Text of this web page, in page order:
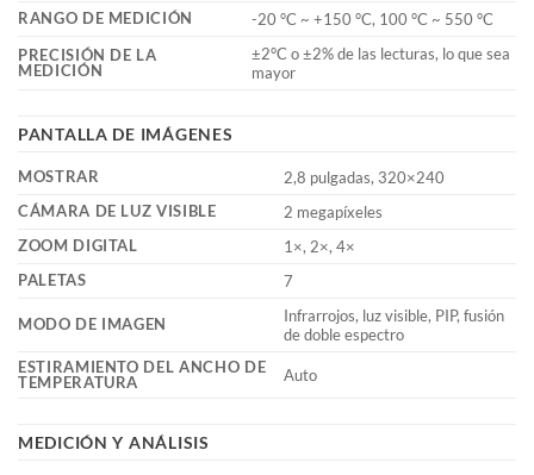
RANGO DE MEDICIÓN
-20 °C ~ +150 °C, 100 °C ~ 550 °C
PRECISIÓN DE LA
MEDICIÓN
±2°C o ±2% de las lecturas, lo que sea
mayor
PANTALLA DE IMÁGENES
MOSTRAR
2,8 pulgadas, 320×240
CÁMARA DE LUZ VISIBLE
2 megapíxeles
ZOOM DIGITAL
1×, 2×, 4×
PALETAS
7
MODO DE IMAGEN
Infrarrojos, luz visible, PIP, fusión
de doble espectro
ESTIRAMIENTO DEL ANCHO DE
TEMPERATURA
Auto
MEDICIÓN Y ANÁLISIS